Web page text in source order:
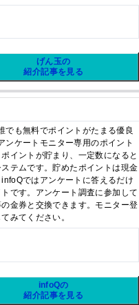
げん玉の
紹介記事を見る
でも無料でポイントがたまる優良
ンケートモニター専用のポイント
イントが貯まり、一定数になると
テムです。貯めたポイントは現金
ではアンケートに答えるだけ
です。アンケート調査に参加して
金券と交換できます。モニター登
みてください。
infoQの
紹介記事を見る